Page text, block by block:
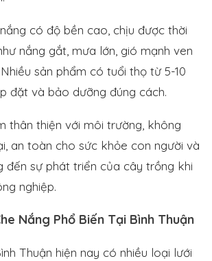
có độ bền cao, chịu được thời
nắng gắt, mưa lớn, gió mạnh ven
sản phẩm có tuổi thọ từ 5-10
đặt và bảo dưỡng đúng cách.
thân thiện với môi trường, không
an toàn cho sức khỏe con người và
đến sự phát triển của cây trồng khi
nghiệp.
Nắng Phổ Biến Tại Bình Thuận
Thuận hiện nay có nhiều loại lưới